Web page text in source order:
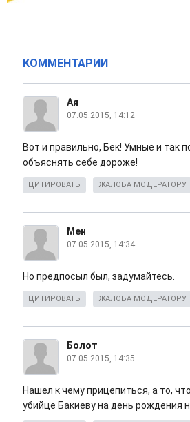
КОММЕНТАРИИ
Ая
07.05.2015, 14:12
Вот и правильно, Бек! Умные и так
объяснять себе дороже!
ЦИТИРОВАТЬ ЖАЛОБА МОДЕРАТОРУ
Мен
07.05.2015, 14:34
Но предпосыл был, задумайтесь.
ЦИТИРОВАТЬ ЖАЛОБА МОДЕРАТОРУ
Болот
07.05.2015, 14:35
Нашел к чему прицепиться, а то,
убийце Бакиеву на день рождения